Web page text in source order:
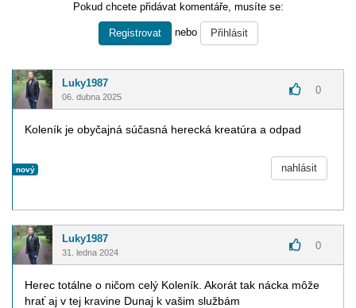
Pokud chcete přidávat komentáře, musíte se:
Registrovat nebo Přihlásit
Luky1987
06. dubna 2025
0
Koleník je obyčajná súčasná herecká kreatúra a odpad
nový nahlásit
Luky1987
31. ledna 2024
0
Herec totálne o ničom celý Koleník. Akorát tak nácka môže
hrať aj v tej kravine Dunaj k vašim službám